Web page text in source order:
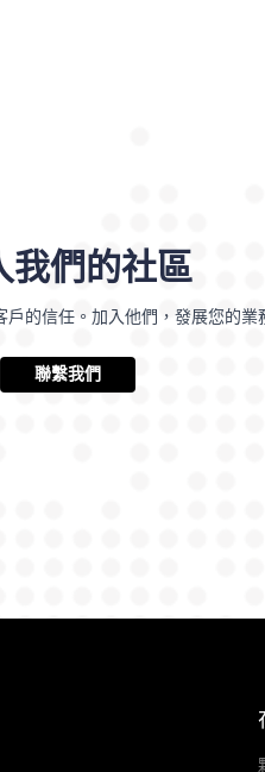
我們的社區
的信任。加入他們，發展您的業
聯繫我們